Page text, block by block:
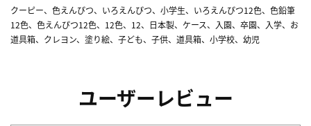
クーピー、色えんぴつ、いろえんぴつ、小学生、いろえんぴつ12色、色鉛筆
12色、色えんぴつ12色、12色、12、日本製、ケース、入園、卒園、入学、お
道具箱、クレヨン、塗り絵、子ども、子供、道具箱、小学校、幼児
ユーザーレビュー